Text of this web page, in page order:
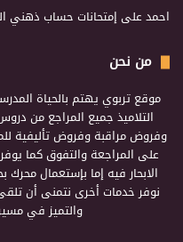
احمدعلى إمتحانات حساب ذهني
من نحن
موقع تربوي يهتم بالحياة
التلاميذ جميع المراجع من
وفروض مراقبة وفروض تأليفية
على المراجعة والتفوق كما
الابحار فيه إما بإستعمال محرك
نوفر خدمات أخرى نتمنى أن
والتميز في